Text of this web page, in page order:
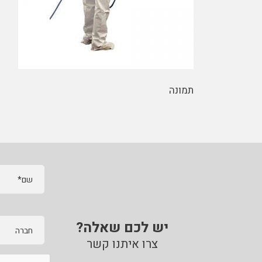
תמונה
יש לכם שאלה?
צרו איתנו קשר
שם*
חברה